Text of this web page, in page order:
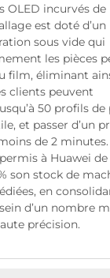
OLED incurvés de
est doté d’un
sous vide qui
les pièces
film, éliminant
clients peuvent
50 profils de
et passer d’un
de 2
à Huawei de
son stock de
en
d’un nombre
précision.